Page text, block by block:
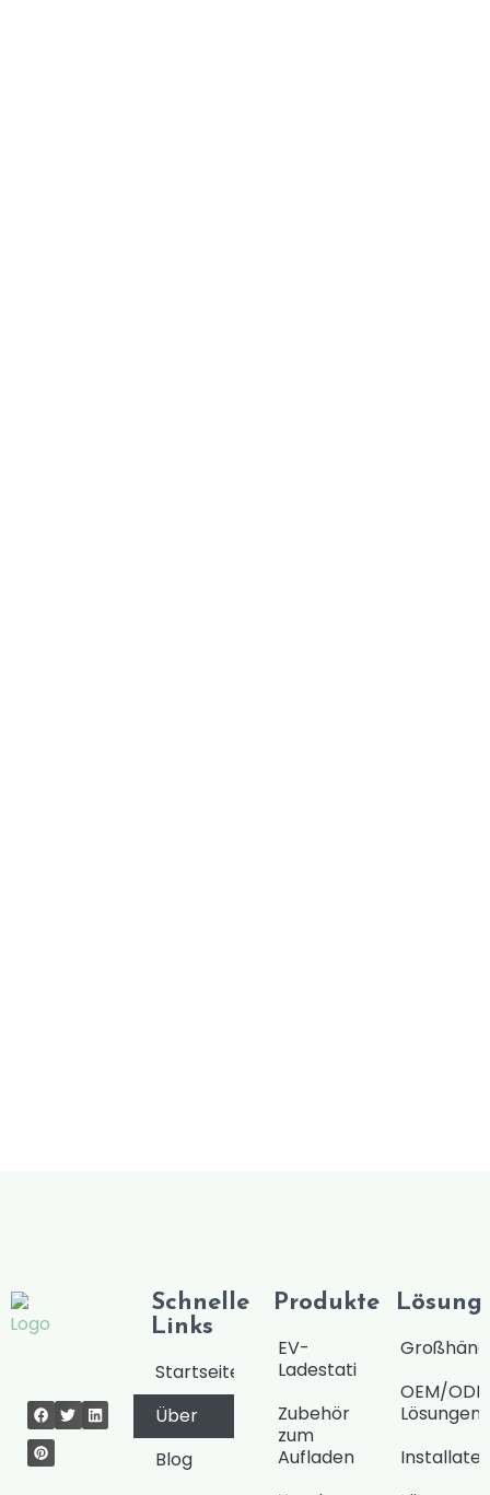
Schnelle
Links
Startseite
Über
Blog
Produkte
EV-
Ladestationen
Zubehör
zum
Aufladen
Lösung
OEM/
Lösungen